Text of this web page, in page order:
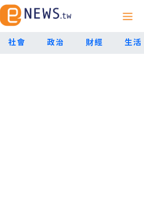
社會 政治 財經 生活